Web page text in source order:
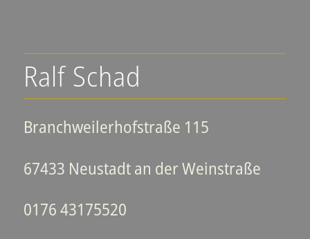
Ralf Schad
Branchweilerhofstraße 115
67433 Neustadt an der Weinstraße
0176 43175520